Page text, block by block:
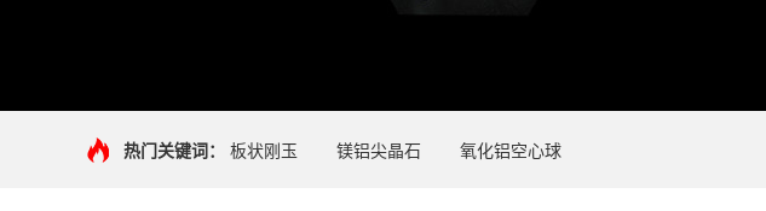
热门关键词： 板状刚玉 镁铝尖晶石 氧化铝空心球